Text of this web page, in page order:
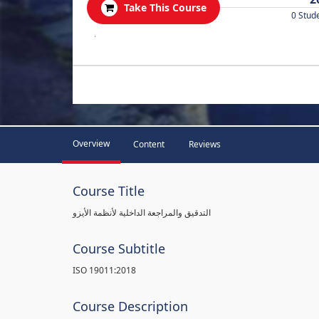
Take This Course
0
.
Overview Content Reviews
Course Title
التدقيق والمراجعة الداخلية لأنظمة الأيزو
Course Subtitle
ISO 19011:2018
Course Description